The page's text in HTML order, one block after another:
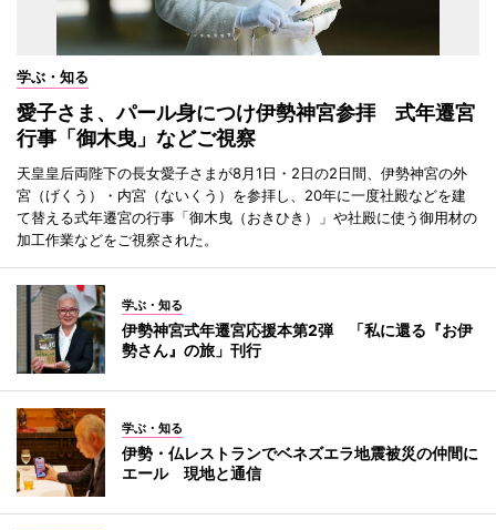
学ぶ・知る
愛子さま、パール身につけ伊勢神宮参拝 式年遷宮
行事「御木曳」などご視察
天皇皇后両陛下の長女愛子さまが8月1日・2日の2日間、伊勢神宮の外
宮（げくう）・内宮（ないくう）を参拝し、20年に一度社殿などを建
て替える式年遷宮の行事「御木曳（おきひき）」や社殿に使う御用材の
加工作業などをご視察された。
学ぶ・知る
伊勢神宮式年遷宮応援本第2弾 「私に還る『お伊
勢さん』の旅」刊行
学ぶ・知る
伊勢・仏レストランでベネズエラ地震被災の仲間に
エール 現地と通信